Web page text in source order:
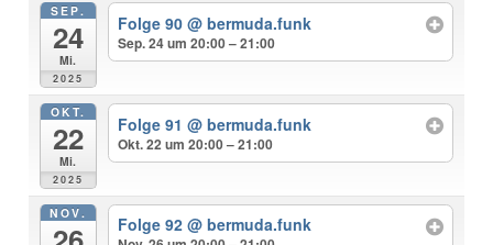
SEP.
24
Mi.
2025
Folge 90 @ bermuda.funk
Sep. 24 um 20:00 – 21:00
OKT.
22
Mi.
2025
Folge 91 @ bermuda.funk
Okt. 22 um 20:00 – 21:00
NOV.
Folge 92 @ bermuda.funk